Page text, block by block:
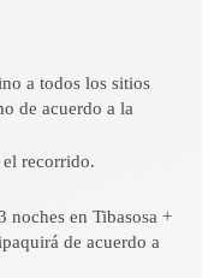
a todos los sitios
de acuerdo a la
recorrido.
noches en Tibasosa +
de acuerdo a